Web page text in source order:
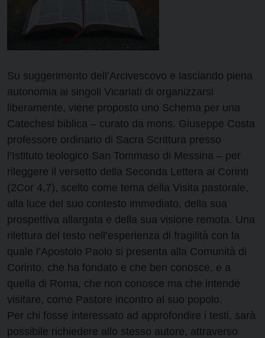
Su suggerimento dell’Arcivescovo e lasciando piena
autonomia ai singoli Vicariati di organizzarsi
liberamente, viene proposto uno Schema per una
Catechesi biblica – curato da mons. Giuseppe Costa
professore ordinario di Sacra Scrittura presso
l’Istituto teologico San Tommaso di Messina – per
rileggere il versetto della Seconda Lettera ai Corinti
(2Cor 4,7), scelto come tema della Visita pastorale,
alla luce del suo contesto immediato, della sua
prospettiva allargata e della sua visione remota. Una
rilettura del testo nell’esperienza di fragilità con la
quale l’Apostolo Paolo si presenta alla Comunità di
Corinto, che ha fondato e che ben conosce, e a
quella di Roma, che non conosce ma che intende
visitare, come Pastore incontro al suo popolo.
Per chi fosse interessato ad approfondire i testi, sarà
possibile richiedere allo stesso autore, attraverso